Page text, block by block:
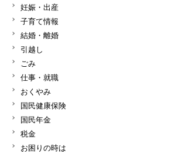
妊娠・出産
子育て情報
結婚・離婚
引越し
ごみ
仕事・就職
おくやみ
国民健康保険
国民年金
税金
お困りの時は